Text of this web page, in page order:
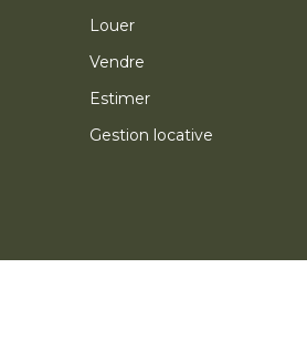
Louer
Vendre
Estimer
Gestion locative